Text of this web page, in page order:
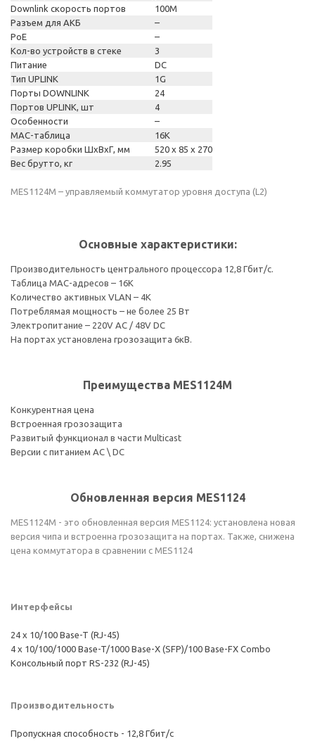
Downlink скорость портов
100M
Разъем для АКБ
–
PoE
–
Кол-во устройств в стеке
3
Питание
DC
Тип UPLINK
1G
Порты DOWNLINK
24
Портов UPLINK, шт
4
Особенности
–
MAC-таблица
16K
Размер коробки ШхВхГ, мм
520 x 85 x 270
Вес брутто, кг
2.95
MES1124M – управляемый коммутатор уровня доступа (L2)
Основные характеристики:
Производительность центрального процессора 12,8 Гбит/с.
Таблица MAC-адресов – 16К
Количество активных VLAN – 4К
Потреблямая мощность – не более 25 Вт
Электропитание – 220V AC / 48V DC
На портах установлена грозозащита 6кВ.
Преимущества MES1124M
Конкурентная цена
Встроенная грозозащита
Развитый функционал в части Multicast
Версии с питанием AC \ DC
Обновленная версия MES1124
MES1124M - это обновленная версия MES1124: установлена новая
версия чипа и встроенна грозозащита на портах. Также, снижена
цена коммутатора в сравнении с MES1124
Интерфейсы
24 х 10/100 Base-T (RJ-45)
4 x 10/100/1000 Base-T/1000 Base-X (SFP)/100 Base-FX Combo
Консольный порт RS-232 (RJ-45)
Производительность
Пропускная способность - 12,8 Гбит/с